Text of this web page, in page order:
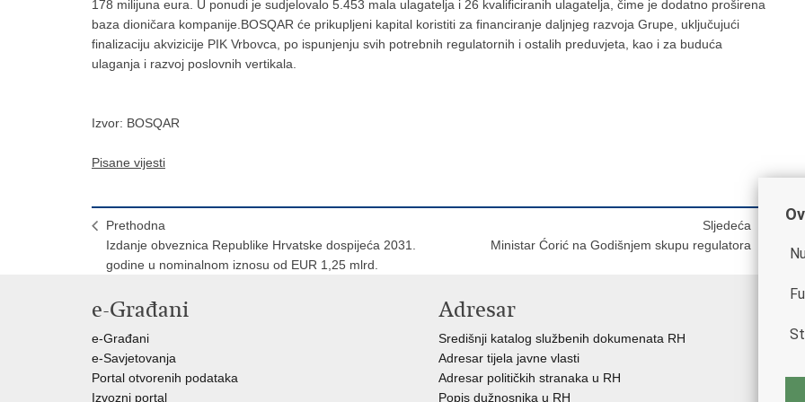
178 milijuna eura. U ponudi je sudjelovalo 5.453 mala ulagatelja i 26 kvalificiranih ulagatelja, čime je dodatno proširena
baza dioničara kompanije.BOSQAR će prikupljeni kapital koristiti za financiranje daljnjeg razvoja Grupe, uključujući
finalizaciju akvizicije PIK Vrbovca, po ispunjenju svih potrebnih regulatornih i ostalih preduvjeta, kao i za buduća
ulaganja i razvoj poslovnih vertikala.
Izvor: BOSQAR
Pisane vijesti
Prethodna
Izdanje obveznica Republike Hrvatske dospijeća 2031.
godine u nominalnom iznosu od EUR 1,25 mlrd.
Sljedeća
Ministar Ćorić na Godišnjem skupu regulatora
e-Građani
e-Građani
e-Savjetovanja
Portal otvorenih podataka
Izvozni portal
Adresar
Središnji katalog službenih dokumenata RH
Adresar tijela javne vlasti
Adresar političkih stranaka u RH
Popis dužnosnika u RH